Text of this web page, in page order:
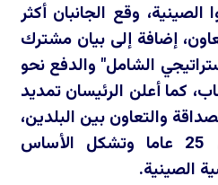
وقع الجانبان أكثر
تعاون، إضافة إلى بيان مشترك
الشامل" والدفع نحو
كما أعلن الرئيسان تمديد
والتعاون بين البلدين،
والتي تم توقيعها قبل 25 عاما وتشكل الأساس
الصينية.